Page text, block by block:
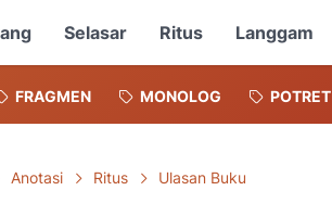
Selasar Ritus Langgam
FRAGMEN MONOLOG POTRET
Anotasi Ritus Ulasan Buku